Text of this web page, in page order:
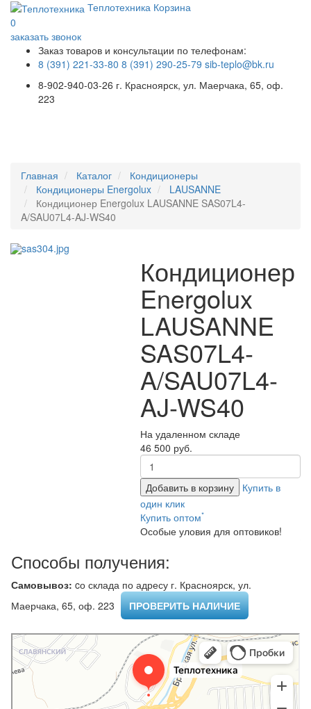
Теплотехника Корзина
0
заказать звонок
Заказ товаров и консультации по телефонам:
8 (391) 221-33-80 8 (391) 290-25-79 sib-teplo@bk.ru
8-902-940-03-26 г. Красноярск, ул. Маерчака, 65, оф.
223
Главная Каталог
Кондиционеры
Кондиционеры Energolux
LAUSANNE
Кондиционер Energolux LAUSANNE SAS07L4-
A/SAU07L4-AJ-WS40
Кондиционер
Energolux
LAUSANNE
SAS07L4-
A/SAU07L4-
AJ-WS40
На удаленном складе
46 500 руб.
Добавить в корзину
Купить в
один клик
Купить оптом*
Особые уловия для оптовиков!
Способы получения:
Самовывоз: cо склада по адресу г. Красноярск, ул.
Маерчака, 65, оф. 223 ​
ПРОВЕРИТЬ НАЛИЧИЕ